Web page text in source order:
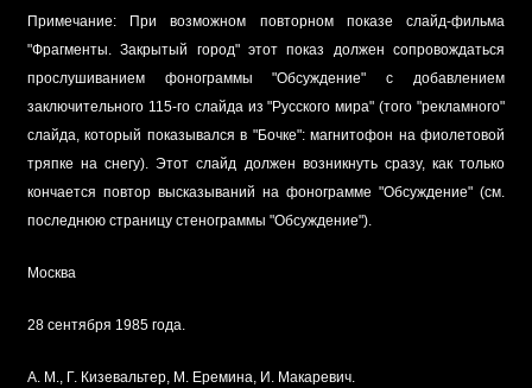
Примечание: При возможном повторном показе слайд-фильма
"Фрагменты. Закрытый город" этот показ должен сопровождаться
прослушиванием фонограммы "Обсуждение" с добавлением
заключительного 115-го слайда из "Русского мира" (того "рекламного"
слайда, который показывался в "Бочке": магнитофон на фиолетовой
тряпке на снегу). Этот слайд должен возникнуть сразу, как только
кончается повтор высказываний на фонограмме "Обсуждение" (см.
последнюю страницу стенограммы "Обсуждение").
Москва
28 сентября 1985 года.
А. М., Г. Кизевальтер, М. Еремина, И. Макаревич.